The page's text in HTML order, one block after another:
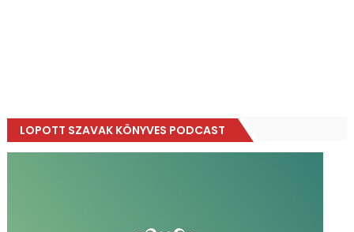
LOPOTT SZAVAK KÖNYVES PODCAST